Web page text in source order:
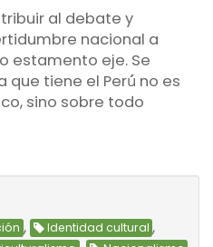
al debate y
nacional a
estamento eje. Se
tiene el Perú́ no es
sino sobre todo
, Identidad cultural ,